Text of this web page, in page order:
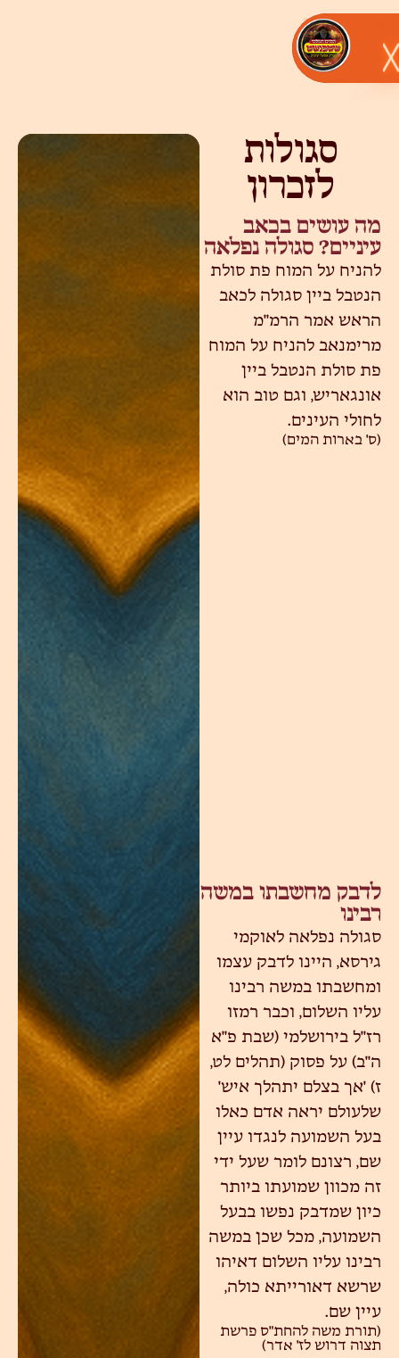
סגולות
לזכרון
מה עושים בכאב
עיניים? סגולה נפלאה
להניח על המוח פת סולת
הנטבל ביין סגולה לכאב
הראש אמר הרמ"מ
מרימנאב להניח על המוח
פת סולת הנטבל ביין
אונגאריש, וגם טוב הוא
לחולי העינים.
(ס' בארות המים)
לדבק מחשבתו במשה
רבינו
סגולה נפלאה לאוקמי
גירסא, היינו לדבק עצמו
ומחשבתו במשה רבינו
עליו השלום, וכבר רמזו
רז"ל בירושלמי (שבת פ"א
ה"ב) על פסוק (תהלים לט,
ז) 'אך בצלם יתהלך איש'
שלעולם יראה אדם כאלו
בעל השמועה לנגדו עיין
שם, רצונם לומר שעל ידי
זה מכוון שמועתו ביותר
כיון שמדבק נפשו בבעל
השמועה, מכל שכן במשה
רבינו עליו השלום דאיהו
שרשא דאורייתא כולה,
עיין שם.
(תורת משה להחת"ס פרשת
תצוה דרוש לז' אדר)